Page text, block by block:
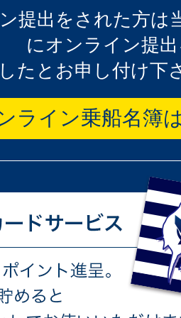
提出をされた方は
にオンライン提
したとお申し付け下
ライン乗船名簿